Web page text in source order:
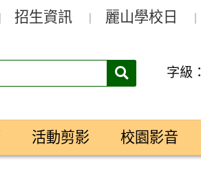
招生資訊 麗山學校日
搜
字級：
活動剪影 校園影音